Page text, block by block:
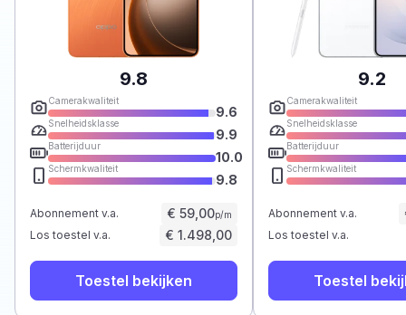
9.8
Camerakwaliteit
9.6
Snelheidsklasse
9.9
Batterijduur
10.0
Schermkwaliteit
9.8
Abonnement v.a. € 59,00p/m
Los toestel v.a. € 1.498,00
Toestel bekijken
9.2
Camerakwaliteit
Snelheidsklasse
Batterijduur
Schermkwaliteit
Abonnement v.a.
Los toestel v.a.
Toestel